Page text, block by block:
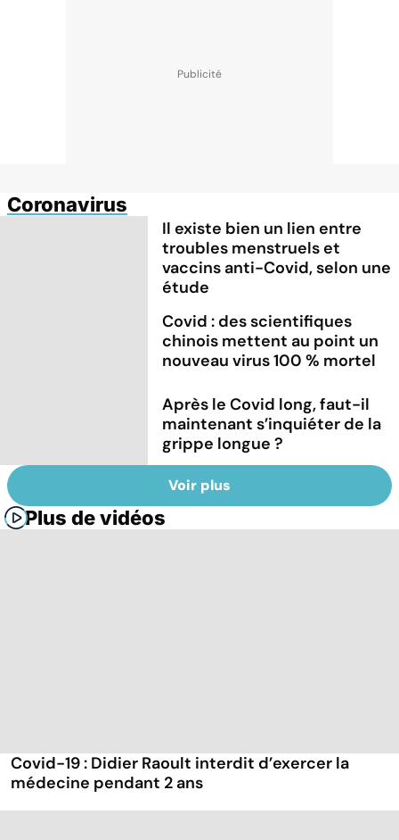
Coronavirus
Il existe bien un lien entre
troubles menstruels et
vaccins anti-Covid, selon une
étude
Covid : des scientifiques
chinois mettent au point un
nouveau virus 100 % mortel
Après le Covid long, faut-il
maintenant s’inquiéter de la
grippe longue ?
Voir plus
Plus de vidéos
Covid-19 : Didier Raoult interdit d’exercer la
médecine pendant 2 ans